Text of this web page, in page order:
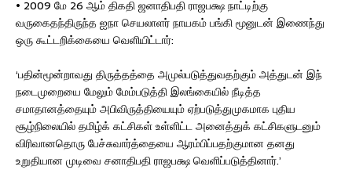
• 2009 மே 26 ஆம் திகதி ஜனாதிபதி ராஜபக்ஷ நாட்டிற்கு
வருகைதந்திருந்த ஐநா செயலாளர் நாயகம் பங்கி மூனுடன் இணைந்து
ஒரு கூட்டறிக்கையை வெளியிட்டார்:
‘பதின்மூன்றாவது திருத்தத்தை அமுல்படுத்துவதற்கும் அத்துடன் இந்
நடைமுறையை மேலும் மேம்படுத்தி இலங்கையில் நீடித்த
சமாதானத்தையும் அபிவிருத்தியையும் ஏற்படுத்துமுகமாக புதிய
சூழ்நிலையில் தமிழ்க் கட்சிகள் உள்ளிட்ட அனைத்துக் கட்சிகளுடனும்
விரிவானதொரு பேச்சுவார்த்தையை ஆரம்பிப்பதற்குமான தனது
உறுதியான முடிவை சனாதிபதி ராஜபக்ஷ வெளிப்படுத்தினார்.’